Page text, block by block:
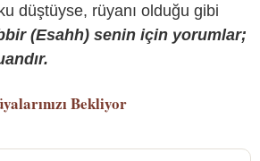
düştüyse, rüyanı olduğu gibi
(Esahh) senin için yorumlar;
Bekliyor